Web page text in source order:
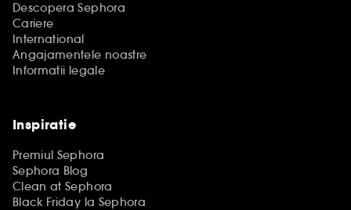
Descopera Sephora
Cariere
International
Angajamentele noastre
Informatii legale
Inspiratie
Premiul Sephora
Sephora Blog
Clean at Sephora
Black Friday la Sephora